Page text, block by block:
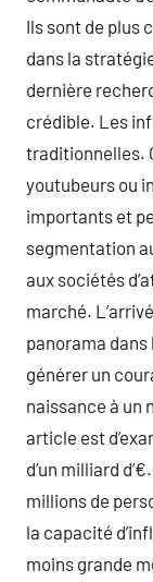
Ils sont de plus
dans la
dernière
crédible. Les
traditionnelles.
youtubeurs ou
importants et
segmentation
aux sociétés
marché.
panorama
générer un
naissance à un
article est
d’un milliard
millions de
la capacité
moins grande